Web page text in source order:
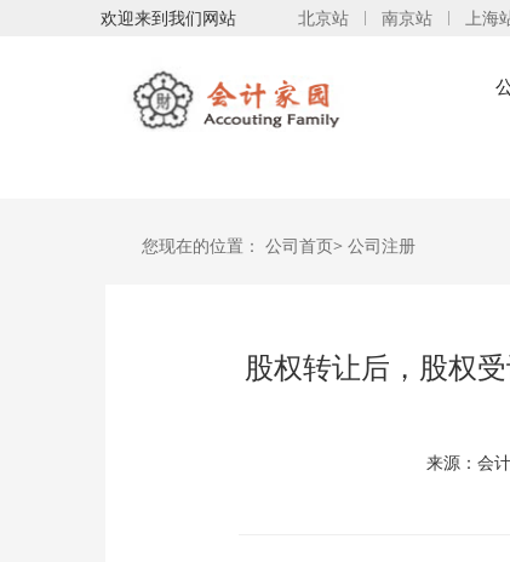
欢迎来到我们网站 北京站 南京站 上海
您现在的位置： 公司首页> 公司注册
股权转让后，股权
来源：会